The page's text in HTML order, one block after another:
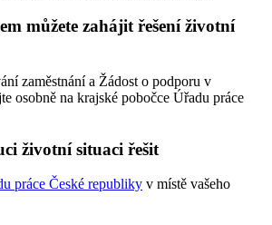
můžete zahájit řešení životní
zaměstnání a Žádost o podporu v
osobně na krajské pobočce Úřadu práce
životní situaci řešit
práce České republiky v místě vašeho